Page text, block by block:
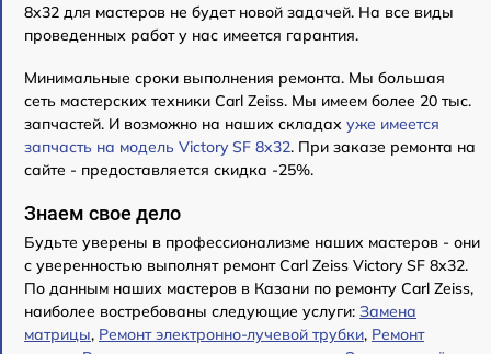
8x32 для мастеров не будет новой задачей. На все виды
проведенных работ у нас имеется гарантия.
Минимальные сроки выполнения ремонта. Мы большая
сеть мастерских техники Carl Zeiss. Мы имеем более 20 тыс.
запчастей. И возможно на наших складах уже имеется
запчасть на модель Victory SF 8x32. При заказе ремонта на
сайте - предоставляется скидка -25%.
Знаем свое дело
Будьте уверены в профессионализме наших мастеров - они
с уверенностью выполнят ремонт Carl Zeiss Victory SF 8x32.
По данным наших мастеров в Казани по ремонту Carl Zeiss,
наиболее востребованы следующие услуги: Замена
матрицы, Ремонт электронно-лучевой трубки, Ремонт